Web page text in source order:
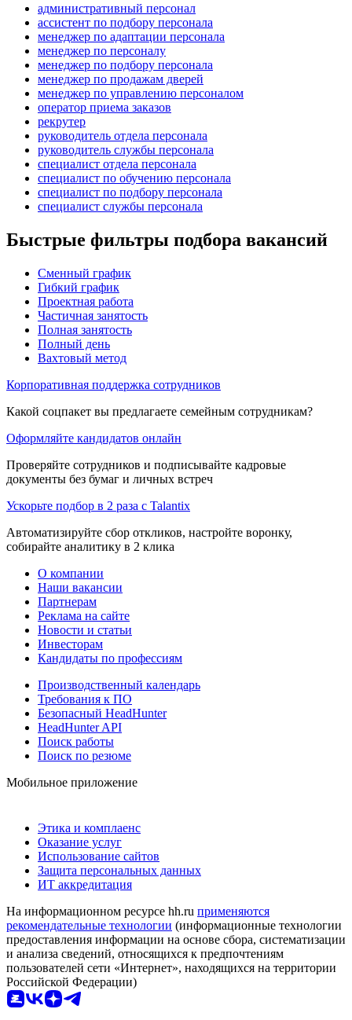
административный персонал
ассистент по подбору персонала
менеджер по адаптации персонала
менеджер по персоналу
менеджер по подбору персонала
менеджер по продажам дверей
менеджер по управлению персоналом
оператор приема заказов
рекрутер
руководитель отдела персонала
руководитель службы персонала
специалист отдела персонала
специалист по обучению персонала
специалист по подбору персонала
специалист службы персонала
Быстрые фильтры подбора вакансий
Сменный график
Гибкий график
Проектная работа
Частичная занятость
Полная занятость
Полный день
Вахтовый метод
Корпоративная поддержка сотрудников
Какой соцпакет вы предлагаете семейным сотрудникам?
Оформляйте кандидатов онлайн
Проверяйте сотрудников и подписывайте кадровые
документы без бумаг и личных встреч
Ускорьте подбор в 2 раза с Talantix
Автоматизируйте сбор откликов, настройте воронку,
собирайте аналитику в 2 клика
О компании
Наши вакансии
Партнерам
Реклама на сайте
Новости и статьи
Инвесторам
Кандидаты по профессиям
Производственный календарь
Требования к ПО
Безопасный HeadHunter
HeadHunter API
Поиск работы
Поиск по резюме
Мобильное приложение
Этика и комплаенс
Оказание услуг
Использование сайтов
Защита персональных данных
ИТ аккредитация
На информационном ресурсе hh.ru применяются
рекомендательные технологии (информационные технологии
предоставления информации на основе сбора, систематизации
и анализа сведений, относящихся к предпочтениям
пользователей сети «Интернет», находящихся на территории
Российской Федерации)